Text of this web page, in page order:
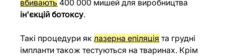
вбивають 400 000 мишей для виробництва
ін'єкцій ботоксу.
Такі процедури як лазерна епіляція та грудні
імпланти також тестуються на тваринах. Крім